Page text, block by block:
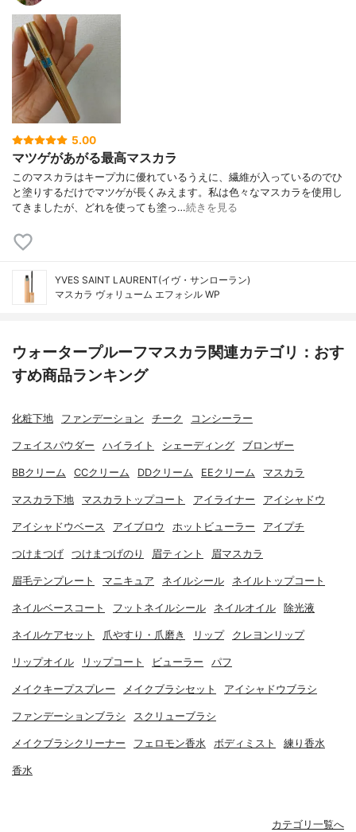
5.00
マツゲがあがる最高マスカラ
このマスカラはキープ力に優れているうえに、繊維が入っているのでひ
と塗りするだけでマツゲが長くみえます。私は色々なマスカラを使用し
てきましたが、どれを使っても塗っ…続きを見る
YVES SAINT LAURENT(イヴ・サンローラン)
マスカラ ヴォリューム エフォシル WP
ウォータープルーフマスカラ関連カテゴリ：おす
すめ商品ランキング
化粧下地 ファンデーション チーク コンシーラー
フェイスパウダー ハイライト シェーディング ブロンザー
BBクリーム CCクリーム DDクリーム EEクリーム マスカラ
マスカラ下地 マスカラトップコート アイライナー アイシャドウ
アイシャドウベース アイブロウ ホットビューラー アイプチ
つけまつげ つけまつげのり 眉ティント 眉マスカラ
眉毛テンプレート マニキュア ネイルシール ネイルトップコート
ネイルベースコート フットネイルシール ネイルオイル 除光液
ネイルケアセット 爪やすり・爪磨き リップ クレヨンリップ
リップオイル リップコート ビューラー パフ
メイクキープスプレー メイクブラシセット アイシャドウブラシ
ファンデーションブラシ スクリューブラシ
メイクブラシクリーナー フェロモン香水 ボディミスト 練り香水
香水
カテゴリ一覧へ